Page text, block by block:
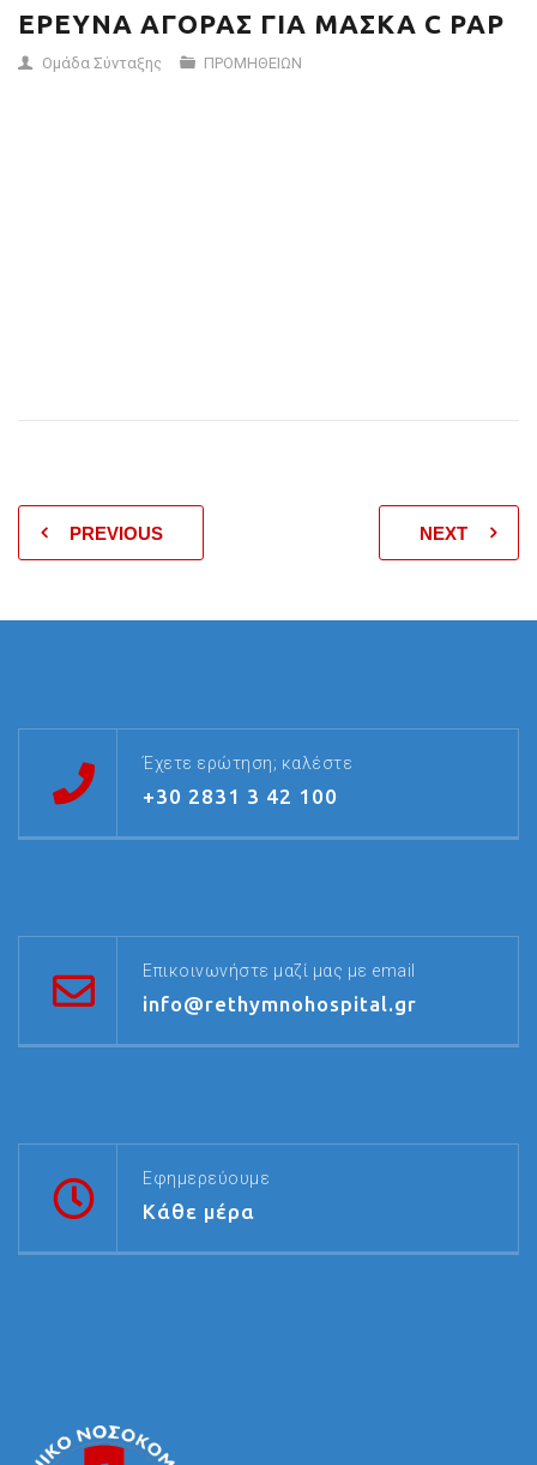
ΕΡΕΥΝΑ ΑΓΟΡΑΣ ΓΙΑ ΜΑΣΚΑ C PAP
Ομάδα Σύνταξης ΠΡΟΜΗΘΕΙΩΝ
PREVIOUS NEXT
Έχετε ερώτηση; καλέστε
+30 2831 3 42 100
Επικοινωνήστε μαζί μας με email
info@rethymnohospital.gr
Εφημερεύουμε
Κάθε μέρα